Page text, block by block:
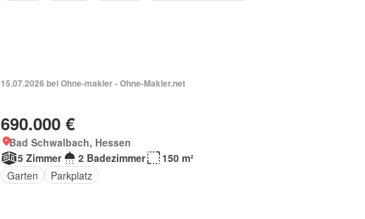
15.07.2026 bei Ohne-makler - Ohne-Makler.net
690.000 €
Bad Schwalbach, Hessen
5 Zimmer
2 Badezimmer
150 m²
Garten
Parkplatz